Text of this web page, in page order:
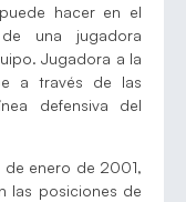
hacer en el
una jugadora
Jugadora a la
a través de las
defensiva del
de enero de 2001,
las posiciones de